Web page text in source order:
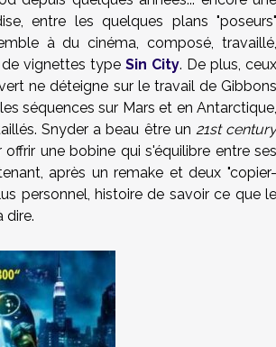
entre les quelques plans "poseurs"
à du cinéma, composé, travaillé,
vignettes type Sin City. De plus, ceux
ne déteigne sur le travail de Gibbons
séquences sur Mars et en Antarctique,
Snyder a beau être un 21st
une bobine qui s'équilibre entre ses
après un remake et deux "copier-
personnel, histoire de savoir ce que le
dire.